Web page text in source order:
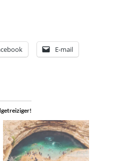
E-mail